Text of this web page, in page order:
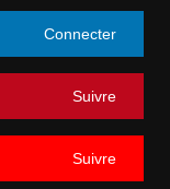
Connecter
Suivre
Suivre